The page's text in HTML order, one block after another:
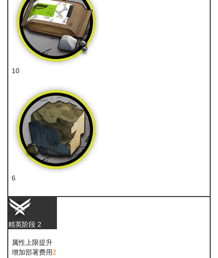
10
6
精英阶段 2
属性上限提升
增加部署费用2